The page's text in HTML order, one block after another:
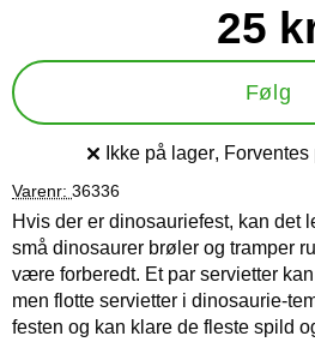
Køb dette produkt Dinosaurerpris
25
Følg
Produkttilgængelighed:
Ikke på lager, Forventes
Varenr: 36336
Hvis der er dinosauriefest, kan det
små dinosaurer brøler og tramper
være forberedt. Et par servietter
men flotte servietter i dinosaurie-
festen og kan klare de fleste spild